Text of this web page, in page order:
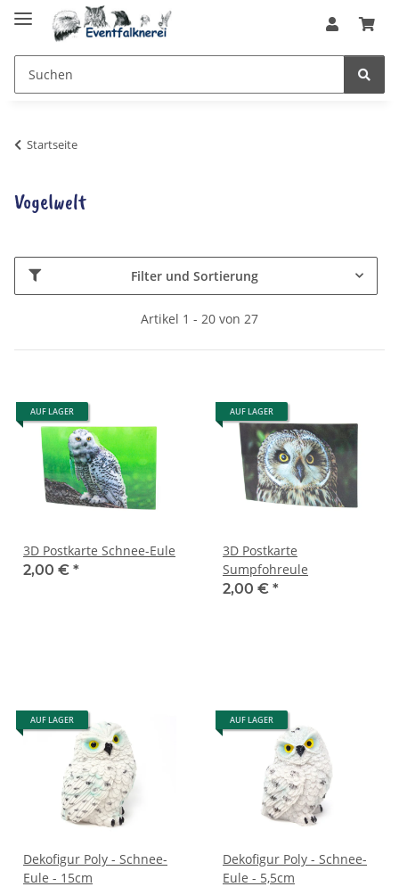
Startseite
Vogelwelt
Filter und Sortierung
Artikel 1 - 20 von 27
AUF LAGER
3D Postkarte Schnee-Eule
2,00 € *
AUF LAGER
3D Postkarte
Sumpfohreule
2,00 € *
AUF LAGER
Dekofigur Poly - Schnee-
Eule - 15cm
AUF LAGER
Dekofigur Poly - Schnee-
Eule - 5,5cm